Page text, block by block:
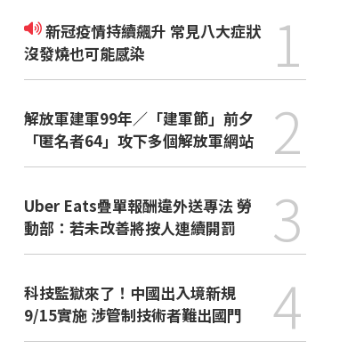
新冠疫情持續飆升 常見八大症狀
沒發燒也可能感染
1
解放軍建軍99年／「建軍節」前夕
「匿名者64」攻下多個解放軍網站
2
Uber Eats疊單報酬違外送專法 勞
動部：若未改善將按人連續開罰
3
科技監獄來了！中國出入境新規
9/15實施 涉管制技術者難出國門
4